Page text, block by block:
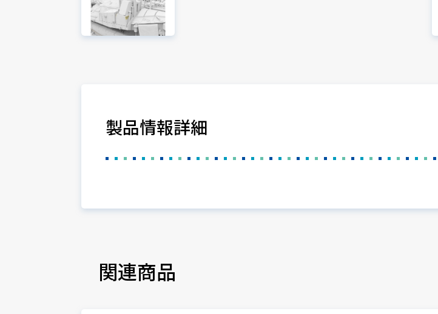
製品情報詳細
関連商品